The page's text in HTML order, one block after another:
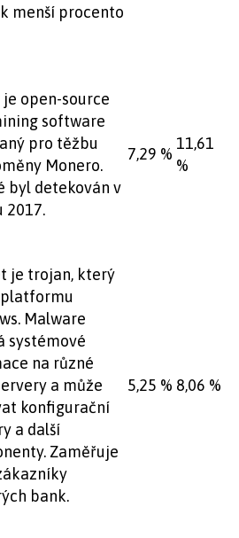
menší procento
je open-source
software
pro těžbu
Monero.
byl detekován v
2017.
7,29 %
11,61
%
je trojan, který
Malware
systémové
na různé
a může
konfigurační
a další
Zaměřuje
bank.
5,25 % 8,06 %